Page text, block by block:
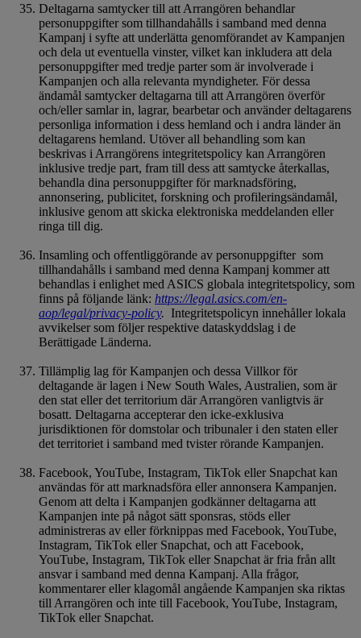
Deltagarna samtycker till att Arrangören behandlar
personuppgifter som tillhandahålls i samband med denna
Kampanj i syfte att underlätta genomförandet av Kampanjen
och dela ut eventuella vinster, vilket kan inkludera att dela
personuppgifter med tredje parter som är involverade i
Kampanjen och alla relevanta myndigheter. För dessa
ändamål samtycker deltagarna till att Arrangören överför
och/eller samlar in, lagrar, bearbetar och använder deltagarens
personliga information i dess hemland och i andra länder än
deltagarens hemland. Utöver all behandling som kan
beskrivas i Arrangörens integritetspolicy kan Arrangören
inklusive tredje part, fram till dess att samtycke återkallas,
behandla dina personuppgifter för marknadsföring,
annonsering, publicitet, forskning och profileringsändamål,
inklusive genom att skicka elektroniska meddelanden eller
ringa till dig.
Insamling och offentliggörande av personuppgifter som
tillhandahålls i samband med denna Kampanj kommer att
behandlas i enlighet med ASICS globala integritetspolicy, som
finns på följande länk: https://legal.asics.com/en-
aop/legal/privacy-policy. Integritetspolicyn innehåller lokala
avvikelser som följer respektive dataskyddslag i de
Berättigade Länderna.
Tillämplig lag för Kampanjen och dessa Villkor för
deltagande är lagen i New South Wales, Australien, som är
den stat eller det territorium där Arrangören vanligtvis är
bosatt. Deltagarna accepterar den icke-exklusiva
jurisdiktionen för domstolar och tribunaler i den staten eller
det territoriet i samband med tvister rörande Kampanjen.
Facebook, YouTube, Instagram, TikTok eller Snapchat kan
användas för att marknadsföra eller annonsera Kampanjen.
Genom att delta i Kampanjen godkänner deltagarna att
Kampanjen inte på något sätt sponsras, stöds eller
administreras av eller förknippas med Facebook, YouTube,
Instagram, TikTok eller Snapchat, och att Facebook,
YouTube, Instagram, TikTok eller Snapchat är fria från allt
ansvar i samband med denna Kampanj. Alla frågor,
kommentarer eller klagomål angående Kampanjen ska riktas
till Arrangören och inte till Facebook, YouTube, Instagram,
TikTok eller Snapchat.